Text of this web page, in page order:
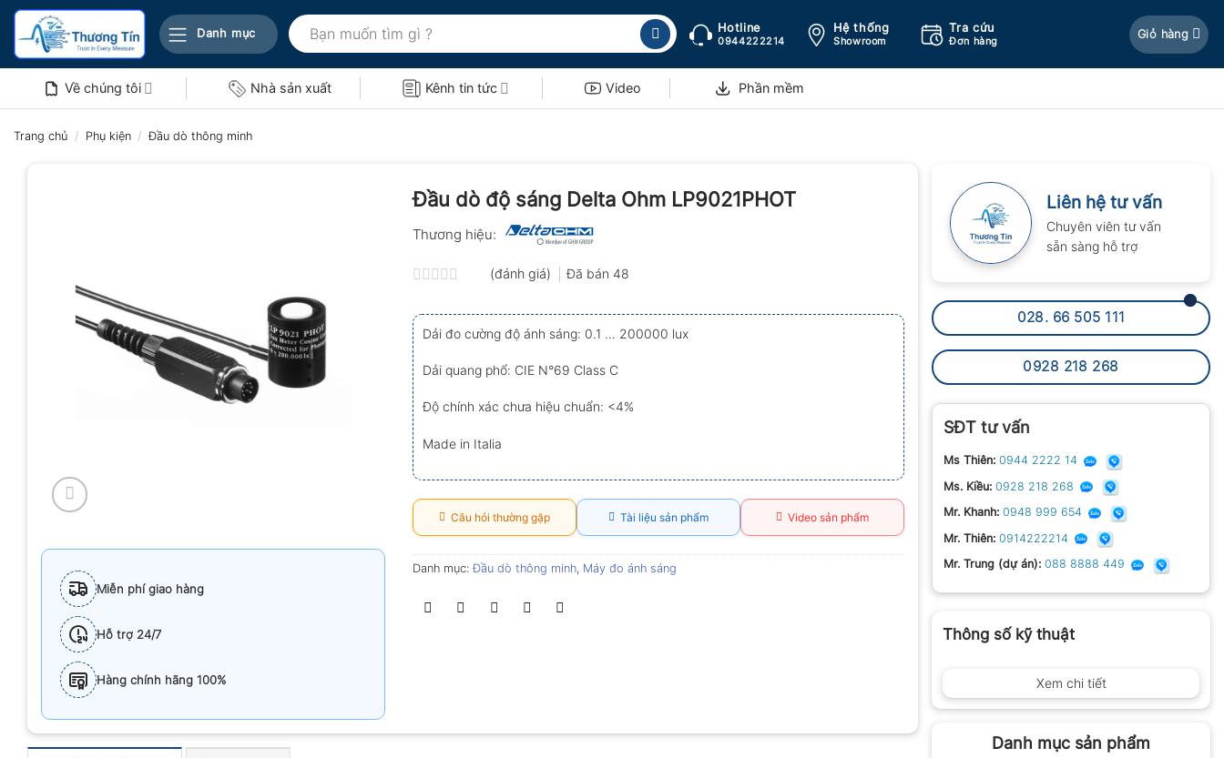
Bỏ
nội
Danh mục
Tìm
kiếm:
Hotline
0944222214
Hệ thống
Showroom
Tra cứu
Đơn hàng
Giỏ hàng
Về chúng tôi Nhà sản xuất Kênh tin tức Video Phần mềm
Trang chủ / Phụ kiện / Đầu dò thông minh
Liên hệ tư vấn
Chuyên viên tư vấn
sẵn sàng hỗ trợ
028. 66 505 111
0928 218 268
SĐT tư vấn
Ms Thiên: 0944 2222 14
Ms. Kiều: 0928 218 268
Mr. Khanh: 0948 999 654
Mr. Thiên: 0914222214
Mr. Trung (dự án): 088 8888 449
Thông số kỹ thuật
Xem chi tiết
Danh mục sản phẩm
Miễn phí giao hàng
Hỗ trợ 24/7
Hàng chính hãng 100%
Đầu dò độ sáng Delta Ohm LP9021PHOT
Thương hiệu:
xếp
hạng
0.0
5
sao
(đánh giá) Đã bán 48
Dải đo cường độ ánh sáng: 0.1 … 200000 lux
Dải quang phổ: CIE N°69 Class C
Độ chính xác chưa hiệu chuẩn: <4%
Made in Italia
Câu hỏi thường gặp Tài liệu sản phẩm Video sản phẩm
Danh mục:Đầu dò thông minh, Máy đo ánh sáng